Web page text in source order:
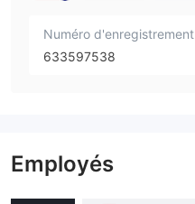
Numéro d'enregistrement
633597538
Employés